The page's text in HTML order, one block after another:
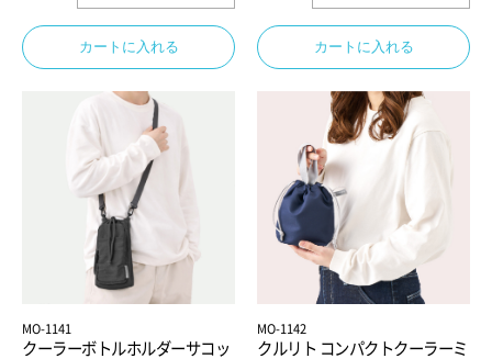
カートに入れる カートに入れる
MO-1141
クーラーボトルホルダーサコッ
MO-1142
クルリト コンパクトクーラーミ